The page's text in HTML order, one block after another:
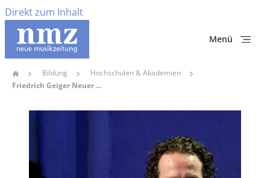
Direkt zum Inhalt
Menü
Pfadnavigation
Home Bildung
Hochschulen & Akademien
Friedrich Geiger Neuer Professor Für Historische Musikwissenschaft An Der Hochschule Für Musik Und Theater München
Hauptbild